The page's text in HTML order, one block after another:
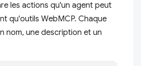
les actions qu'un agent peut
qu'outils WebMCP. Chaque
nom, une description et un